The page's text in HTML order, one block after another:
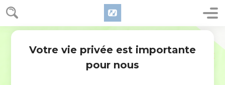
Votre vie privée est importante
pour nous